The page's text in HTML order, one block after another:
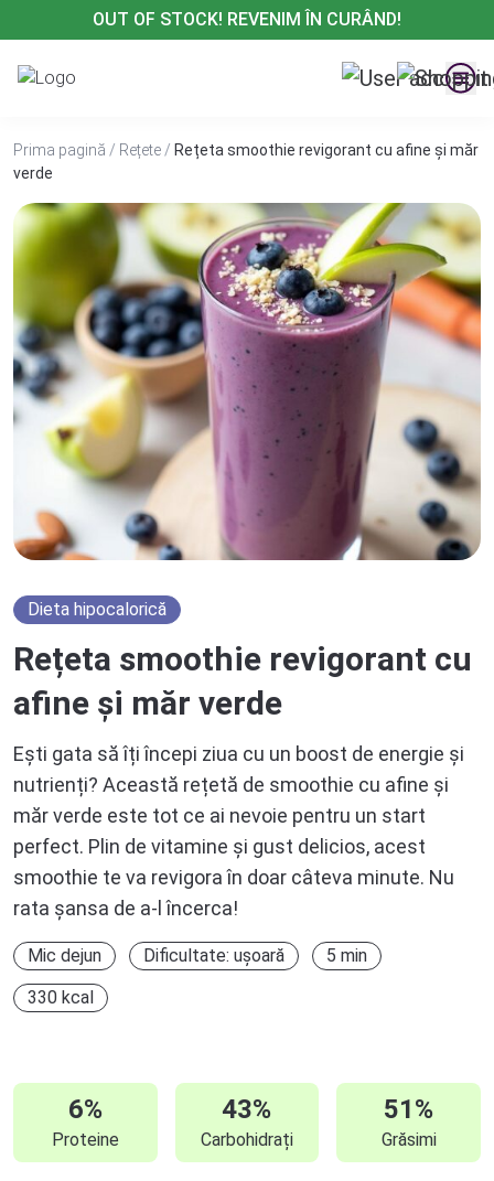
la
conținut
OUT OF STOCK! REVENIM ÎN CURÂND!
Prima pagină / Rețete / Rețeta smoothie revigorant cu afine și măr
verde
Dieta hipocalorică
Rețeta smoothie revigorant cu
afine și măr verde
Ești gata să îți începi ziua cu un boost de energie și
nutrienți? Această rețetă de smoothie cu afine și
măr verde este tot ce ai nevoie pentru un start
perfect. Plin de vitamine și gust delicios, acest
smoothie te va revigora în doar câteva minute. Nu
rata șansa de a-l încerca!
Mic dejun Dificultate: ușoară
5 min
330 kcal
6%
Proteine
43%
Carbohidrați
51%
Grăsimi